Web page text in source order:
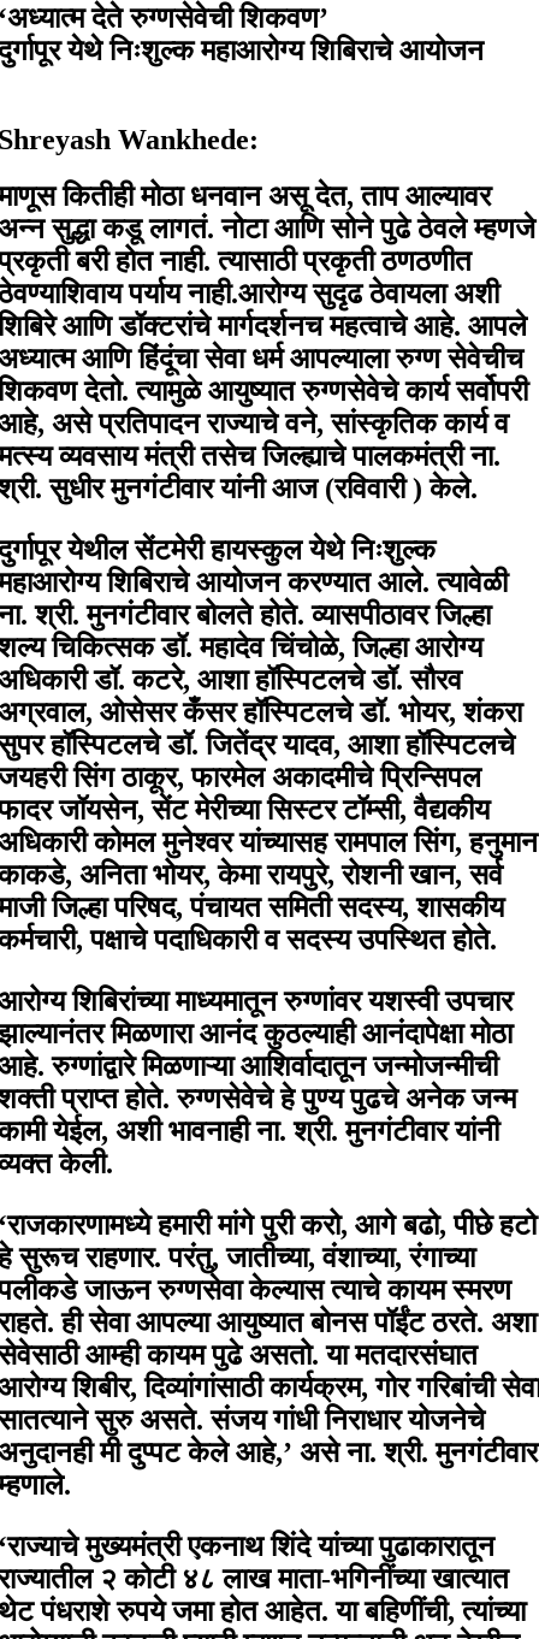
देते रुग्णसेवेची शिकवण’
येथे निःशुल्क महाआरोग्य शिबिराचे आयोजन
Wankhede:
कितीही मोठा धनवान असू देत, ताप आल्यावर
सुद्धा कडू लागतं. नोटा आणि सोने पुढे ठेवले म्हणजे
बरी होत नाही. त्यासाठी प्रकृती ठणठणीत
पर्याय नाही.आरोग्य सुदृढ ठेवायला अशी
आणि डॉक्टरांचे मार्गदर्शनच महत्वाचे आहे. आपले
आणि हिंदूंचा सेवा धर्म आपल्याला रुग्ण सेवेचीच
देतो. त्यामुळे आयुष्यात रुग्णसेवेचे कार्य सर्वोपरी
असे प्रतिपादन राज्याचे वने, सांस्कृतिक कार्य व
व्यवसाय मंत्री तसेच जिल्ह्याचे पालकमंत्री ना.
सुधीर मुनगंटीवार यांनी आज (रविवारी ) केले.
येथील सेंटमेरी हायस्कुल येथे निःशुल्क
शिबिराचे आयोजन करण्यात आले. त्यावेळी
श्री. मुनगंटीवार बोलते होते. व्यासपीठावर जिल्हा
चिकित्सक डॉ. महादेव चिंचोळे, जिल्हा आरोग्य
डॉ. कटरे, आशा हॉस्पिटलचे डॉ. सौरव
ओसेसर कँसर हॉस्पिटलचे डॉ. भोयर, शंकरा
हॉस्पिटलचे डॉ. जितेंद्र यादव, आशा हॉस्पिटलचे
सिंग ठाकूर, फारमेल अकादमीचे प्रिन्सिपल
जॉयसेन, सेंट मेरीच्या सिस्टर टॉम्सी, वैद्यकीय
कोमल मुनेश्वर यांच्यासह रामपाल सिंग, हनुमान
अनिता भोयर, केमा रायपुरे, रोशनी खान, सर्व
जिल्हा परिषद, पंचायत समिती सदस्य, शासकीय
पक्षाचे पदाधिकारी व सदस्य उपस्थित होते.
शिबिरांच्या माध्यमातून रुग्णांवर यशस्वी उपचार
मिळणारा आनंद कुठल्याही आनंदापेक्षा मोठा
रुग्णांद्वारे मिळणाऱ्या आशिर्वादातून जन्मोजन्मीची
प्राप्त होते. रुग्णसेवेचे हे पुण्य पुढचे अनेक जन्म
येईल, अशी भावनाही ना. श्री. मुनगंटीवार यांनी
केली.
हमारी मांगे पुरी करो, आगे बढो, पीछे हटो
सुरूच राहणार. परंतु, जातीच्या, वंशाच्या, रंगाच्या
जाऊन रुग्णसेवा केल्यास त्याचे कायम स्मरण
ही सेवा आपल्या आयुष्यात बोनस पॉईंट ठरते. अशा
आम्ही कायम पुढे असतो. या मतदारसंघात
शिबीर, दिव्यांगांसाठी कार्यक्रम, गोर गरिबांची
सुरु असते. संजय गांधी निराधार योजनेचे
मी दुप्पट केले आहे,’ असे ना. श्री. मुनगंटीवार
मुख्यमंत्री एकनाथ शिंदे यांच्या पुढाकारातून
२ कोटी ४८ लाख माता-भगिनींच्या खात्यात
पंधराशे रुपये जमा होत आहेत. या बहिणींची, त्यांच्या